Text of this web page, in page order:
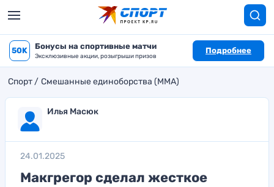
50K Бонусы на спортивные матчи
Эксклюзивные акции, розыгрыши призов
Подробнее
Спорт Смешанные единоборства (MMA)
Илья Масюк
24.01.2025
Макгрегор сделал жесткое